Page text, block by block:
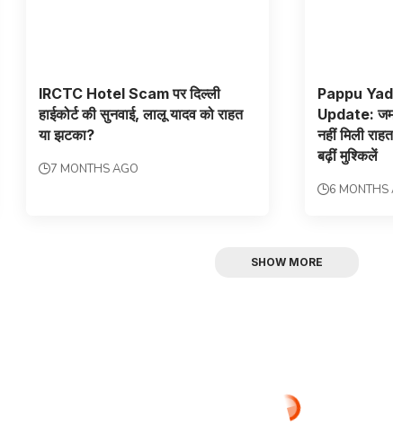
IRCTC Hotel Scam पर दिल्ली
हाईकोर्ट की सुनवाई, लालू यादव को राहत
या झटका?
7 MONTHS AGO
Pappu
Update:
नहीं मिली
बढ़ीं मुश्किलें
6 MONTHS
SHOW MORE